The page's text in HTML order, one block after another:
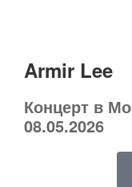
Armir Lee
Концерт в
08.05.2026